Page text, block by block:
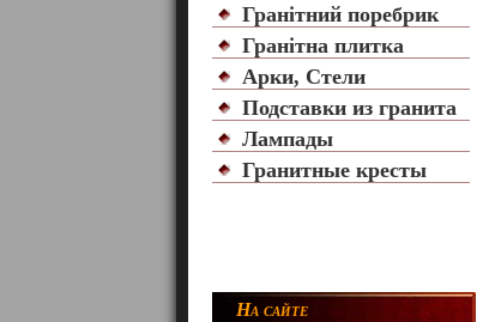
Гранітний поребрик
Гранітна плитка
Арки, Стели
Подставки из гранита
Лампады
Гранитные кресты
На сайте